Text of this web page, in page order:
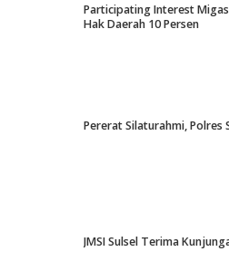
Participating Interest Migas
Hak Daerah 10 Persen
Pererat Silaturahmi, Polres
JMSI Sulsel Terima